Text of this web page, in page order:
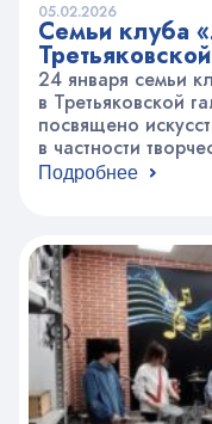
05.02.2026
Семьи клуба
24 января семьи
в Третьяковской
посвящено
в частности
профессора
Академии
долго: 15 лет, из…
Подробнее